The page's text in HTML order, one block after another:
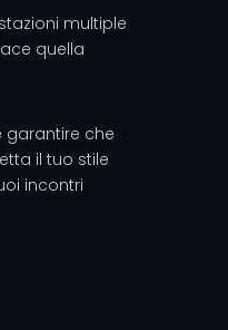
multiple
quella
garantire che
il tuo stile
incontri